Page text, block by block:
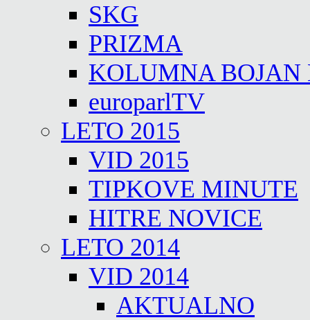
SKG
PRIZMA
KOLUMNA BOJAN
europarlTV
LETO 2015
VID 2015
TIPKOVE MINUTE
HITRE NOVICE
LETO 2014
VID 2014
AKTUALNO